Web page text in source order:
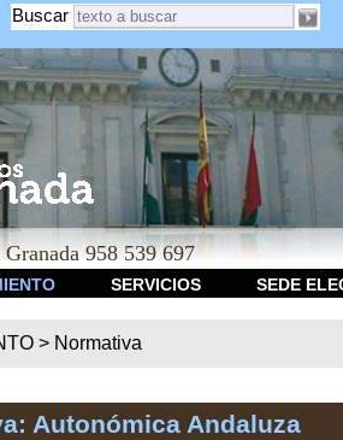
Buscar
958 539 697
SERVICIOS SEDE
> Normativa
Autonómica Andaluza